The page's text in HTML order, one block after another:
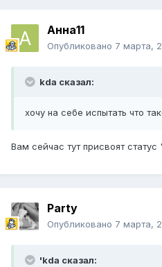
Анна11
Опубликовано 7 марта,
kda сказал:
хочу на себе испытать что
Вам сейчас тут присвоят статус
Party
Опубликовано 7 марта,
'kda сказал: